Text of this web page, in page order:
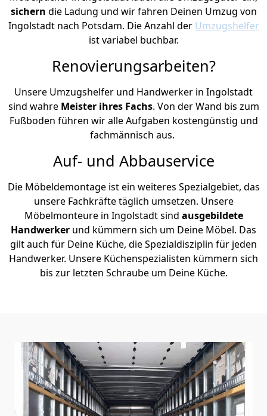
sichern die Ladung und wir fahren Deinen Umzug von
Ingolstadt nach Potsdam. Die Anzahl der Umzugshelfer
ist variabel buchbar.
Renovierungsarbeiten?
Unsere Umzugshelfer und Handwerker in Ingolstadt
sind wahre Meister ihres Fachs. Von der Wand bis zum
Fußboden führen wir alle Aufgaben kostengünstig und
fachmännisch aus.
Auf- und Abbauservice
Die Möbeldemontage ist ein weiteres Spezialgebiet, das
unsere Fachkräfte täglich umsetzen. Unsere
Möbelmonteure in Ingolstadt sind ausgebildete
Handwerker und kümmern sich um Deine Möbel. Das
gilt auch für Deine Küche, die Spezialdisziplin für jeden
Handwerker. Unsere Küchenspezialisten kümmern sich
bis zur letzten Schraube um Deine Küche.